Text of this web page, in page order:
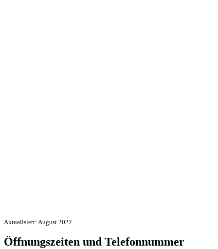
Aktualisiert: August 2022
Öffnungszeiten und Telefonnummer